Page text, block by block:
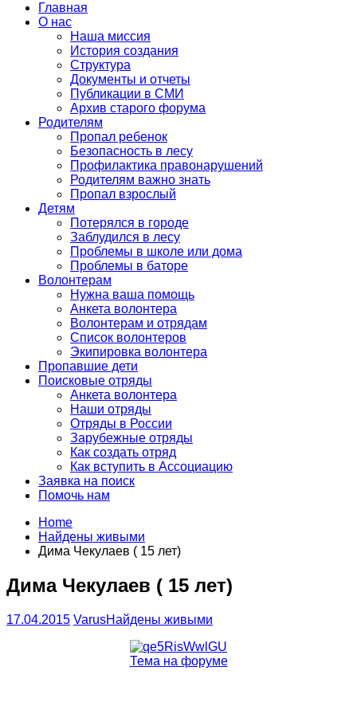
Главная
О нас
Наша миссия
История создания
Структура
Документы и отчеты
Публикации в СМИ
Архив старого форума
Родителям
Пропал ребенок
Безопасность в лесу
Профилактика правонарушений
Родителям важно знать
Пропал взрослый
Детям
Потерялся в городе
Заблудился в лесу
Проблемы в школе или дома
Проблемы в баторе
Волонтерам
Нужна ваша помощь
Анкета волонтера
Волонтерам и отрядам
Список волонтеров
Экипировка волонтера
Пропавшие дети
Поисковые отряды
Анкета волонтера
Наши отряды
Отряды в России
Зарубежные отряды
Как создать отряд
Как вступить в Ассоциацию
Заявка на поиск
Помочь нам
Home
Найдены живыми
Дима Чекулаев ( 15 лет)
Дима Чекулаев ( 15 лет)
17.04.2015 VarusНайдены живыми
Тема на форуме